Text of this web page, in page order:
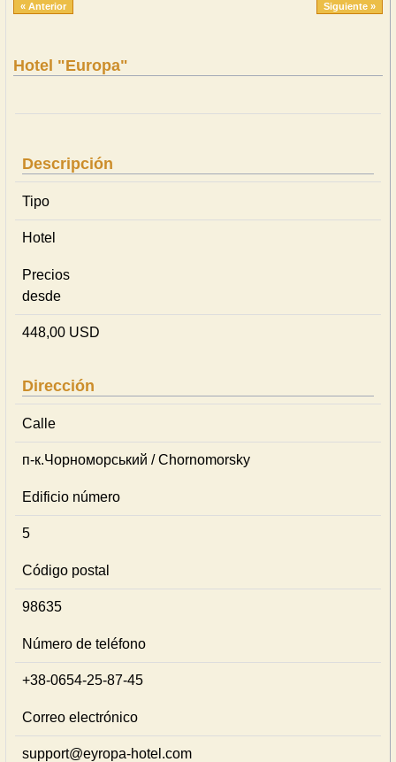
« Anterior Siguiente »
Hotel "Europa"
Descripción
Tipo
Hotel
Precios
desde
448,00 USD
Dirección
Calle
п-к.Чорноморський / Chornomorsky
Edificio número
5
Código postal
98635
Número de teléfono
+38-0654-25-87-45
Correo electrónico
support@eyropa-hotel.com